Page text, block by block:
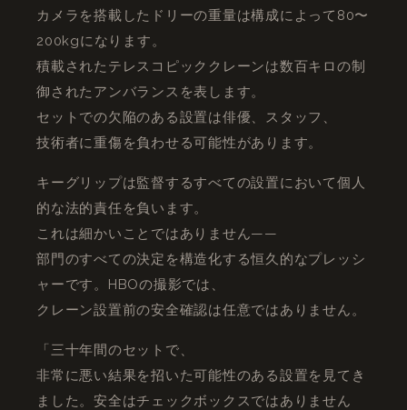
カメラを搭載したドリーの重量は構成によって80〜
200kgになります。
積載されたテレスコピッククレーンは数百キロの制
御されたアンバランスを表します。
セットでの欠陥のある設置は俳優、スタッフ、
技術者に重傷を負わせる可能性があります。
キーグリップは監督するすべての設置において個人
的な法的責任を負います。
これは細かいことではありません——
部門のすべての決定を構造化する恒久的なプレッシ
ャーです。HBOの撮影では、
クレーン設置前の安全確認は任意ではありません。
「三十年間のセットで、
非常に悪い結果を招いた可能性のある設置を見てき
ました。安全はチェックボックスではありません